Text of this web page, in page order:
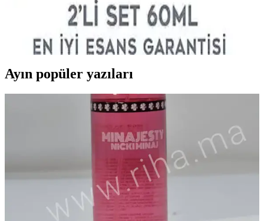
Doğal içeriklerle zenginleştirilmiş afrodizyak etkili kozmetik
ürünleri, kendine güveni artırır ve romantik ortamlar için tercih edilir.
Güvenli kullanım ve içerik testi önemlidir.
Ayın popüler yazıları